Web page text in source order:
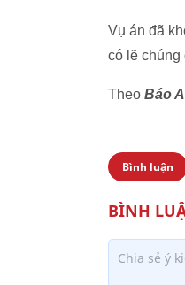
Vụ án đã
có lẽ chúng
Theo Báo
Bình luận